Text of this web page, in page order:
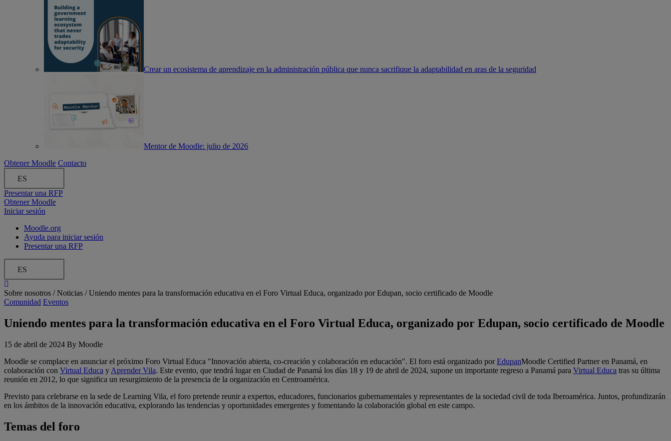
Crear un ecosistema de aprendizaje en la administración pública que nunca sacrifique la adaptabilidad en aras de la seguridad
Mentor de Moodle: julio de 2026
Obtener Moodle Contacto
ES
Presentar una RFP
Obtener Moodle
Iniciar sesión
Moodle.org
Ayuda para iniciar sesión
Presentar una RFP
ES
Sobre nosotros /Noticias /Uniendo mentes para la transformación educativa en el Foro Virtual Educa, organizado por Edupan, socio certificado de Moodle
Comunidad Eventos
Uniendo mentes para la transformación educativa en el Foro Virtual Educa, organizado por Edupan, socio certificado de Moodle
15 de abril de 2024 By Moodle
Moodle se complace en anunciar el próximo Foro Virtual Educa "Innovación abierta, co-creación y colaboración en educación". El foro está organizado porEdupanMoodle Certified Partner en Panamá, en
colaboración con Virtual Educa y Aprender Vila. Este evento, que tendrá lugar en Ciudad de Panamá los días 18 y 19 de abril de 2024, supone un importante regreso a Panamá para Virtual Educa tras su última
reunión en 2012, lo que significa un resurgimiento de la presencia de la organización en Centroamérica.
Previsto para celebrarse en la sede de Learning Vila, el foro pretende reunir a expertos, educadores, funcionarios gubernamentales y representantes de la sociedad civil de toda Iberoamérica. Juntos, profundizarán
en los ámbitos de la innovación educativa, explorando las tendencias y oportunidades emergentes y fomentando la colaboración global en este campo.
Temas del foro